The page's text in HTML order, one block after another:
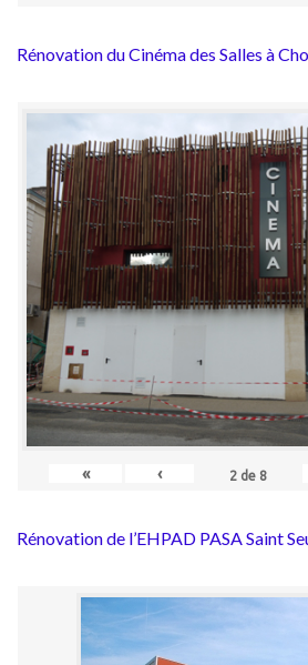
Rénovation du Cinéma des Salles à
« ‹ 2 de 8
Rénovation de l’EHPAD PASA Saint